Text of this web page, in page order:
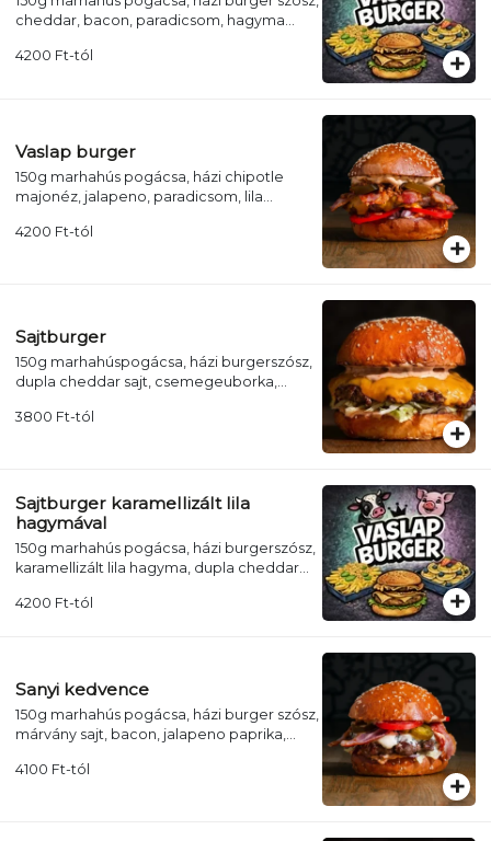
cheddar, bacon, paradicsom, hagyma
választható köret + üdítő)
4200 Ft-tól
Vaslap burger
150g marhahús pogácsa, házi chipotle
majonéz, jalapeno, paradicsom, lila
4200 Ft-tól
Sajtburger
150g marhahúspogácsa, házi burgerszósz,
dupla cheddar sajt, csemegeuborka,
üdítő)
3800 Ft-tól
Sajtburger karamellizált lila
hagymával
150g marhahús pogácsa, házi burgerszósz,
karamellizált lila hagyma, dupla cheddar
hagyma (+ választható köret + üdítő)
4200 Ft-tól
Sanyi kedvence
150g marhahús pogácsa, házi burger szósz,
márvány sajt, bacon, jalapeno paprika,
választható köret + üdítő)
4100 Ft-tól